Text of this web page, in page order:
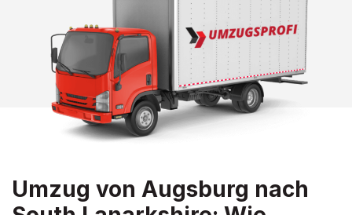
Umzug von Augsburg nach